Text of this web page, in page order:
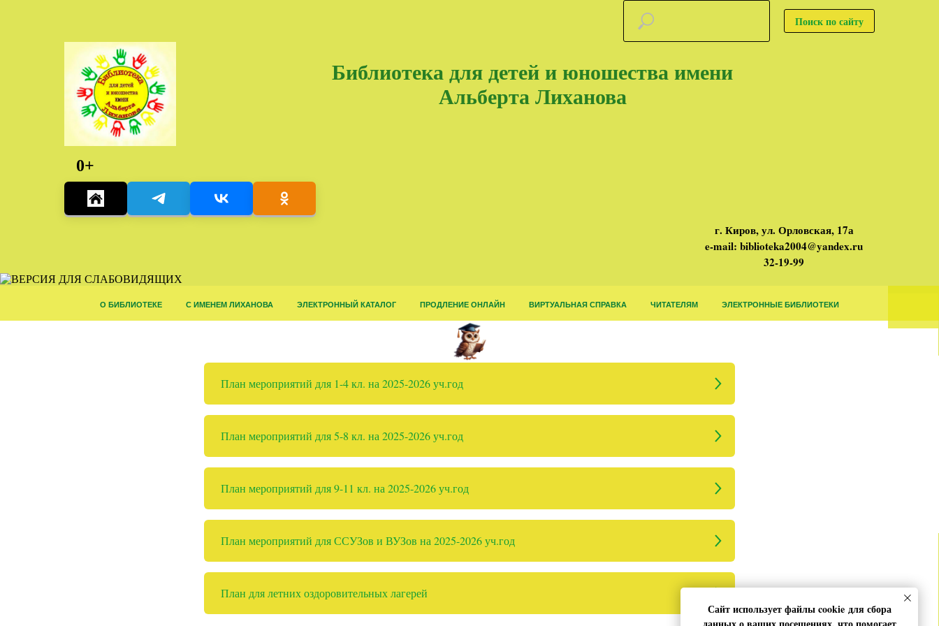
Поиск по сайту
Библиотека для детей и юношества имени
Альберта Лиханова
0+
г. Киров, ул. Орловская, 17а
e-mail: biblioteka2004@yandex.ru
32-19-99
О БИБЛИОТЕКЕ С ИМЕНЕМ ЛИХАНОВА ЭЛЕКТРОННЫЙ КАТАЛОГ ПРОДЛЕНИЕ ОНЛАЙН ВИРТУАЛЬНАЯ СПРАВКА ЧИТАТЕЛЯМ ЭЛЕКТРОННЫЕ БИБЛИОТЕКИ
План мероприятий для 1-4 кл. на 2025-2026 уч.год
План мероприятий для 5-8 кл. на 2025-2026 уч.год
План мероприятий для 9-11 кл. на 2025-2026 уч.год
План мероприятий для ССУЗов и ВУЗов на 2025-2026 уч.год
План для летних оздоровительных лагерей
Сайт использует файлы cookie для сбора